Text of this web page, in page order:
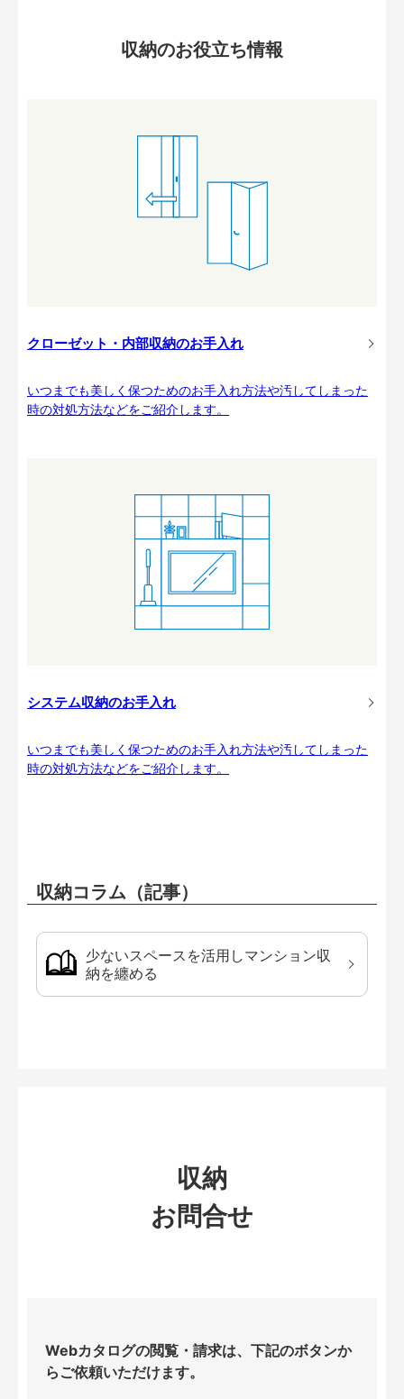
収納のお役立ち情報
クローゼット・内部収納のお手入れ
いつまでも美しく保つためのお手入れ方法や汚してしまった
時の対処方法などをご紹介します。
システム収納のお手入れ
いつまでも美しく保つためのお手入れ方法や汚してしまった
時の対処方法などをご紹介します。
収納コラム（記事）
少ないスペースを活用しマンション収
納を纏める
収納
お問合せ
Webカタログの閲覧・請求は、下記のボタンか
らご依頼いただけます。